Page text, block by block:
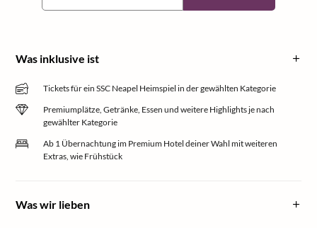
Was inklusive ist
Tickets für ein SSC Neapel Heimspiel in der gewählten Kategorie
Premiumplätze, Getränke, Essen und weitere Highlights je nach
gewählter Kategorie
Ab 1 Übernachtung im Premium Hotel deiner Wahl mit weiteren
Extras, wie Frühstück
Was wir lieben